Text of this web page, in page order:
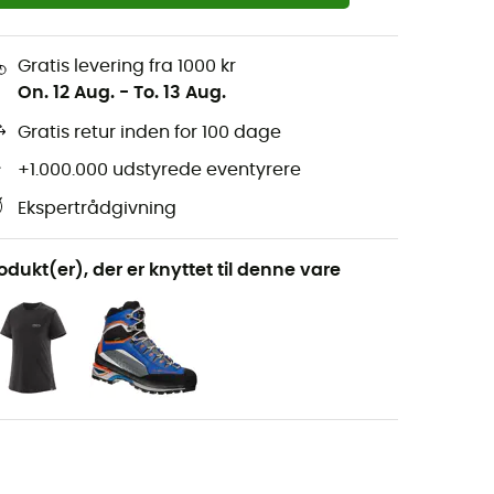
Gratis levering fra 1000 kr
On. 12 Aug. - To. 13 Aug.
Gratis retur inden for 100 dage
+1.000.000 udstyrede eventyrere
Ekspertrådgivning
der er knyttet til denne vare